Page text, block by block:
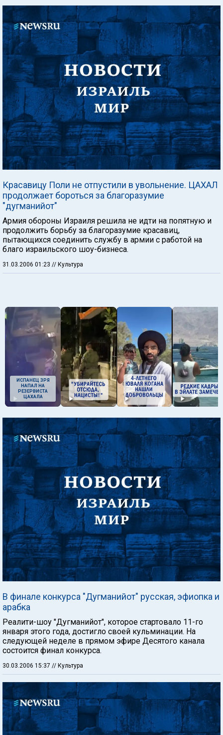
Красавицу Поли не отпустили в увольнение. ЦАХАЛ
продолжает бороться за благоразумие
"дугманийот"
Армия обороны Израиля решила не идти на попятную и
продолжить борьбу за благоразумие красавиц,
пытающихся соединить службу в армии с работой на
благо израильского шоу-бизнеса.
31.03.2006 01:23 // Культура
ИСПАНЕЦ ЗРЯ
НАПАЛ НА
РЕЗЕРВИСТА
ЦАХАЛА
В финале конкурса "Дугманийот" русская, эфиопка и
арабка
Реалити-шоу "Дугманийот", которое стартовало 11-го
января этого года, достигло своей кульминации. На
следующей неделе в прямом эфире Десятого канала
состоится финал конкурса.
30.03.2006 15:37 // Культура